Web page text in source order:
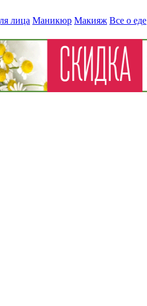
лица Маникюр Макияж Все о еде